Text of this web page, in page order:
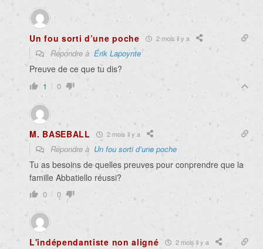
Un fou sorti d’une poche 2 mois il y a
Répondre à Érik Lapoynte
Preuve de ce que tu dis?
1 0
M. BASEBALL 2 mois il y a
Répondre à Un fou sorti d’une poche
Tu as besoins de quelles preuves pour conprendre que la
famille Abbatiello réussi?
0 0
L'indépendantiste non aligné 2 mois il y a